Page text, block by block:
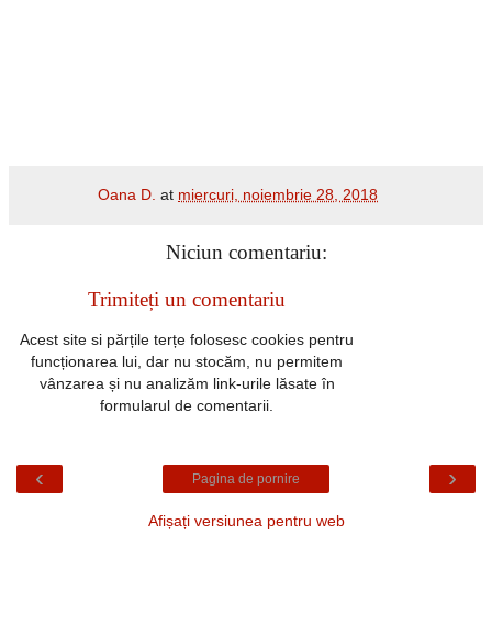
Oana D. at miercuri, noiembrie 28, 2018
Niciun comentariu:
Trimiteți un comentariu
Acest site si părțile terțe folosesc cookies pentru
funcționarea lui, dar nu stocăm, nu permitem
vânzarea și nu analizăm link-urile lăsate în
formularul de comentarii.
‹ ›
Pagina de pornire
Afișați versiunea pentru web